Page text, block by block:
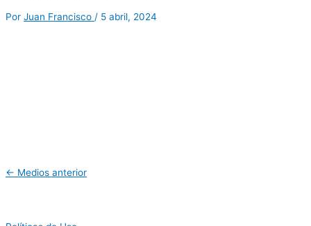
Por Juan Francisco / 5 abril, 2024
← Medios anterior